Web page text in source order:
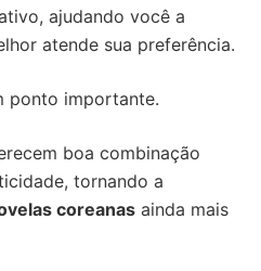
ajudando você a
atende sua preferência.
ponto importante.
boa combinação
tornando a
coreanas ainda mais